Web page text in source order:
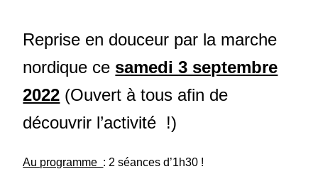
Reprise en douceur par la marche
nordique ce samedi 3 septembre
2022 (Ouvert à tous afin de
découvrir l’activité !)
Au programme : 2 séances d’1h30 !